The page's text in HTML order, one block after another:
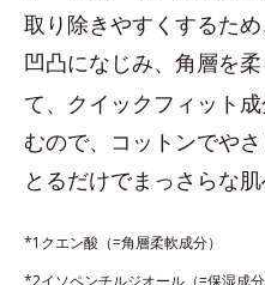
取り除きやすくするた
凹凸になじみ、角層を
て、クイックフィット
むので、コットンでや
とるだけでまっさらな肌
*1クエン酸（=角層柔軟成分）
*2イソペンチルジオール（=保湿成分